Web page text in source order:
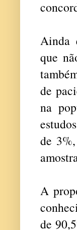
Ainda
que
de
na
de
A
de